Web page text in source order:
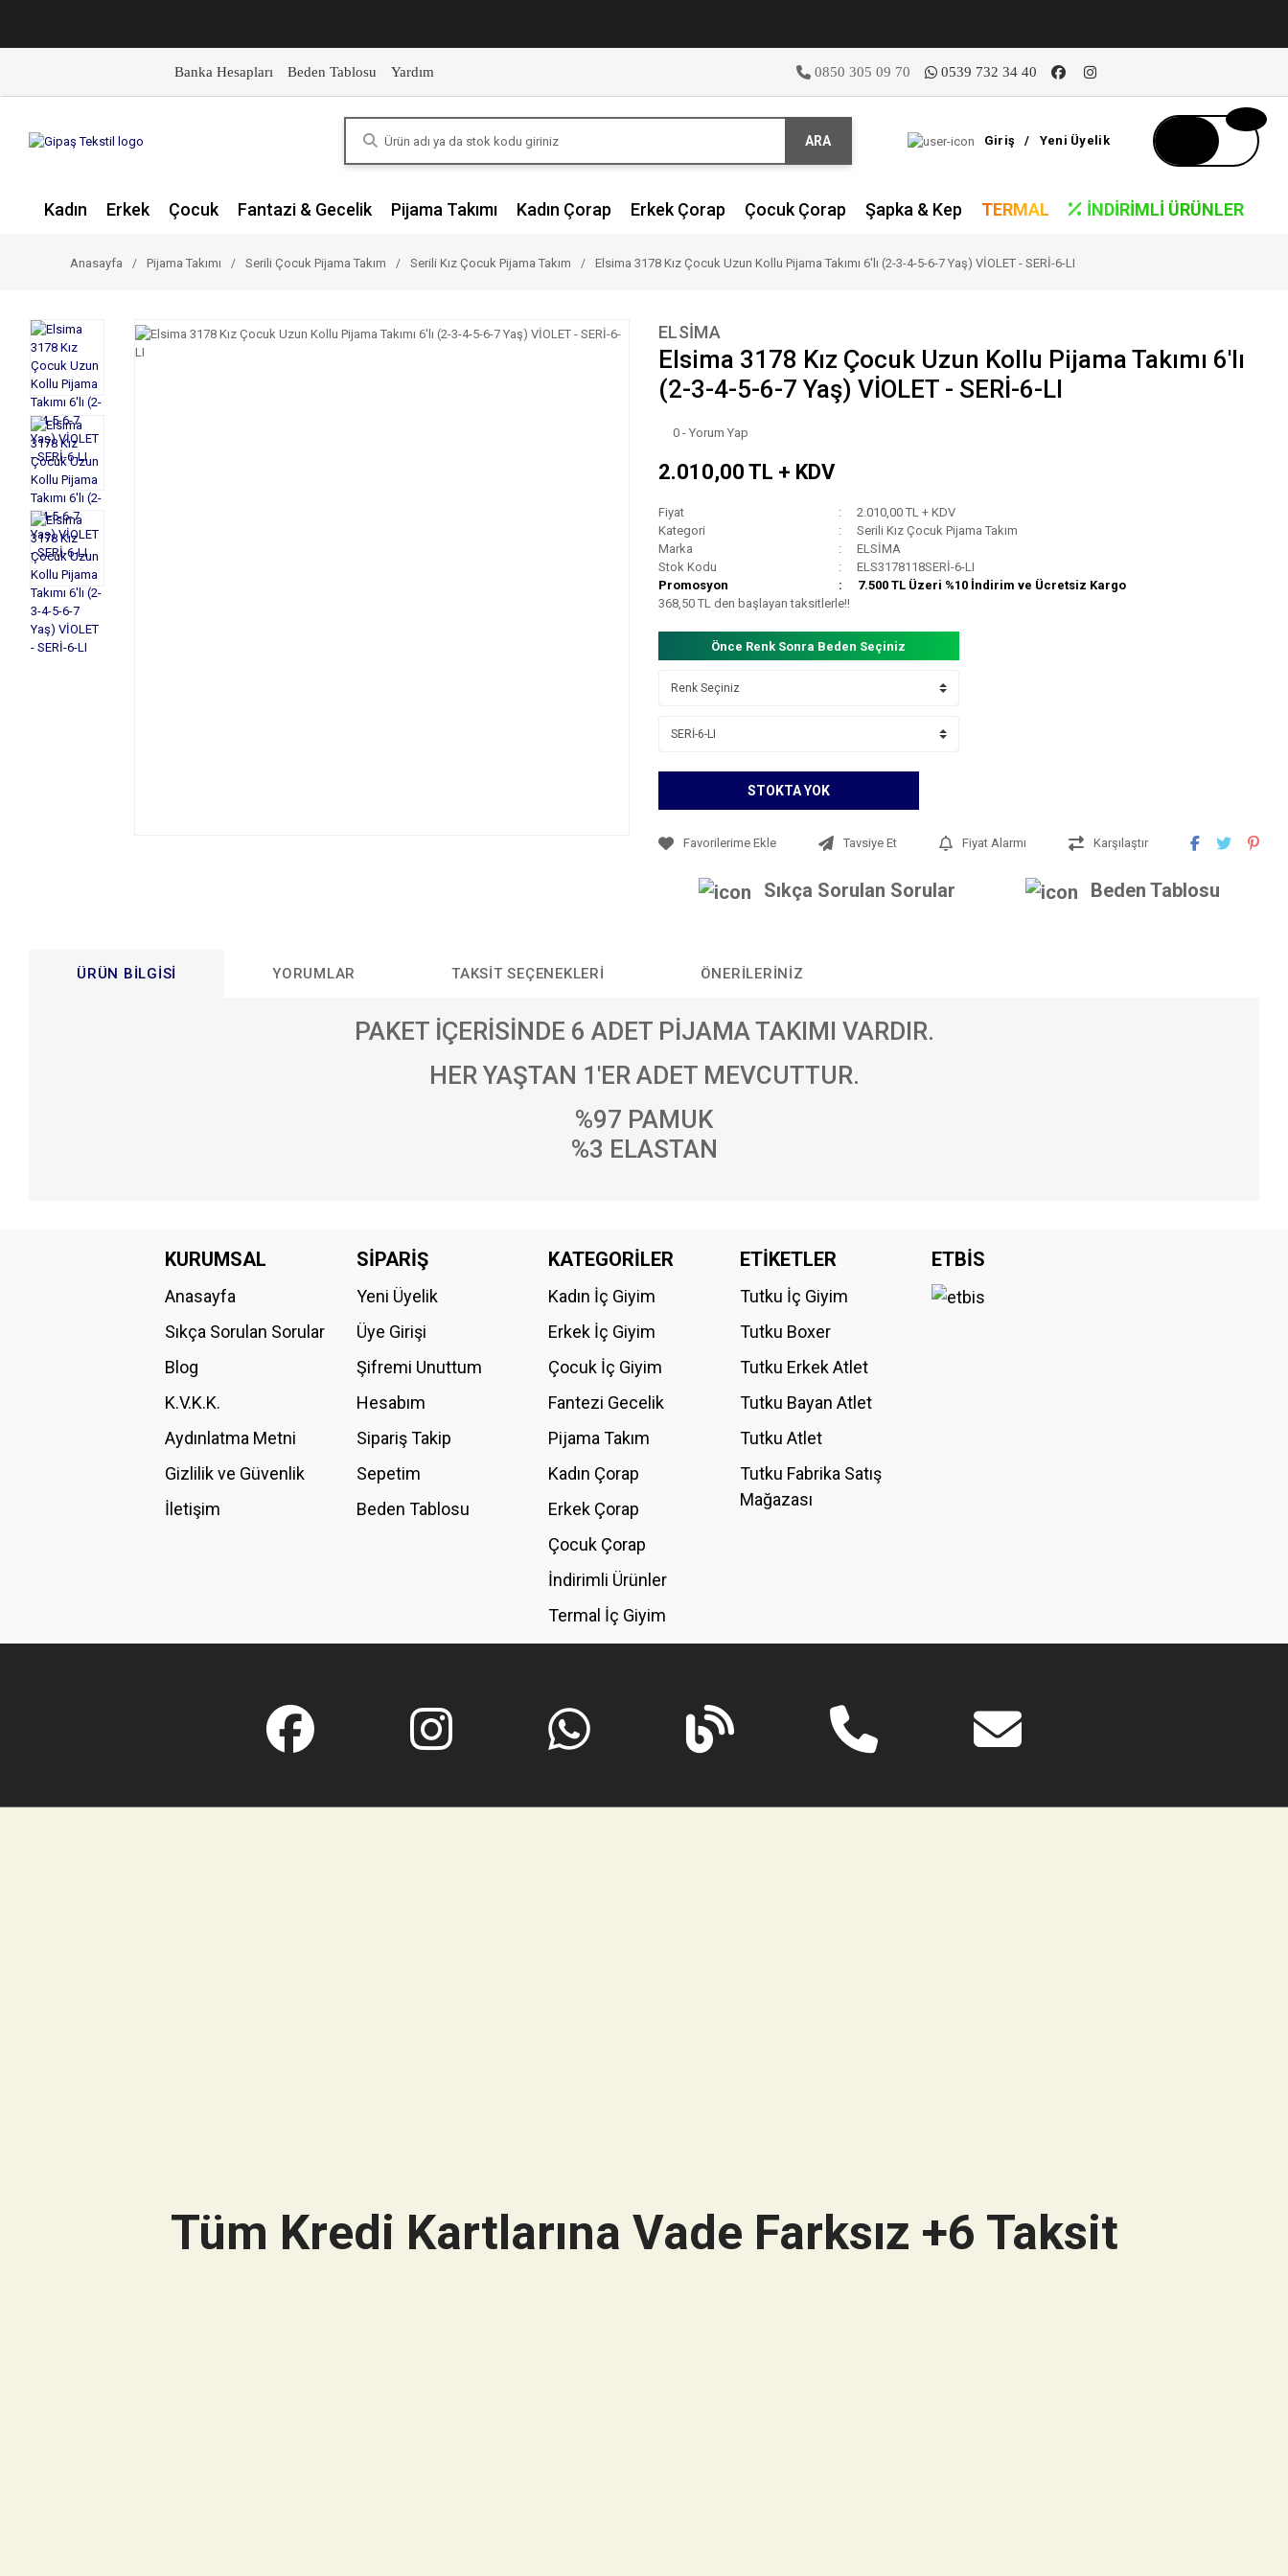
Banka Hesapları Beden Tablosu Yardım 0850 305 09 70 0539 732 34 40
ARA Giriş / Yeni Üyelik
Kadın Erkek Çocuk Fantazi & Gecelik Pijama Takımı Kadın Çorap Erkek Çorap Çocuk Çorap Şapka & Kep TERMAL İNDIRIMLI ÜRÜNLER
Anasayfa Pijama Takımı Serili Çocuk Pijama Takım Serili Kız Çocuk Pijama Takım Elsima 3178 Kız Çocuk Uzun Kollu Pijama Takımı 6'lı (2-3-4-5-6-7 Yaş) VİOLET - SERİ-6-LI
ELSİMA
Elsima 3178 Kız Çocuk Uzun Kollu Pijama Takımı 6'lı
(2-3-4-5-6-7 Yaş) VİOLET - SERİ-6-LI
0 - Yorum Yap
2.010,00 TL + KDV
Fiyat
2.010,00 TL + KDV
Kategori
Serili Kız Çocuk Pijama Takım
Marka
ELSİMA
Stok Kodu
ELS3178118SERİ-6-LI
Promosyon
7.500 TL Üzeri %10 İndirim ve Ücretsiz Kargo
368,50 TL den başlayan taksitlerle!!
Önce Renk Sonra Beden Seçiniz
STOKTA YOK
Tavsiye Et Fiyat Alarmı Karşılaştır
Sıkça Sorulan Sorular Beden Tablosu
ÜRÜN BILGISI YORUMLAR TAKSIT SEÇENEKLERI ÖNERILERINIZ
PAKET İÇERİSİNDE 6 ADET PİJAMA TAKIMI VARDIR.
HER YAŞTAN 1'ER ADET MEVCUTTUR.
%97 PAMUK
%3 ELASTAN
Bu ürüne ilk yorumu siz yapın!
Ürün resmi kalitesiz, bozuk veya görüntülenemiyor.
Ürün fiyatı diğer sitelerden daha pahalı.
Bu ürüne benzer farklı alternatifler olmalı.
KURUMSAL
Anasayfa
Sıkça Sorulan Sorular
Blog
K.V.K.K.
Aydınlatma Metni
Gizlilik ve Güvenlik
İletişim
SİPARİŞ
Yeni Üyelik
Üye Girişi
Şifremi Unuttum
Hesabım
Sipariş Takip
Sepetim
Beden Tablosu
KATEGORİLER
Kadın İç Giyim
Erkek İç Giyim
Çocuk İç Giyim
Fantezi Gecelik
Pijama Takım
Kadın Çorap
Erkek Çorap
Çocuk Çorap
İndirimli Ürünler
Termal İç Giyim
ETİKETLER
Tutku İç Giyim
Tutku Boxer
Tutku Erkek Atlet
Tutku Bayan Atlet
Tutku Atlet
Tutku Fabrika Satış
Mağazası
ETBİS
Tüm Kredi Kartlarına Vade Farksız +6 Taksit